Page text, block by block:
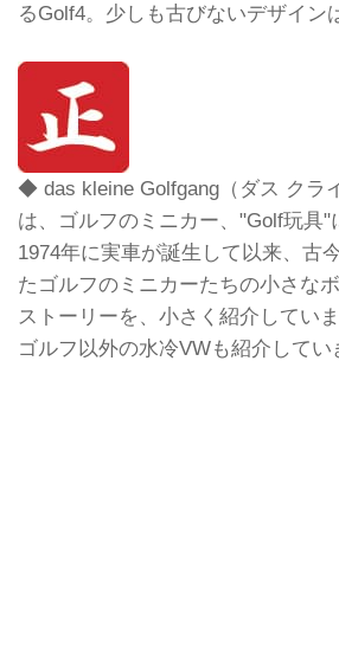
るGolf4。少しも古びないデザイン
◆ das kleine Golfgang（ダス クラ
は、ゴルフのミニカー、"Golf玩具"
1974年に実車が誕生して以来、古
たゴルフのミニカーたちの小さな
ストーリーを、小さく紹介してい
ゴルフ以外の水冷VWも紹介してい